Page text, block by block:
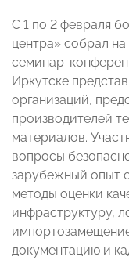
С 1 по 2 февраля
центра» собрал
семинар-
Иркутске
организаций,
производителей
материалов.
вопросы
зарубежный опыт
методы оценки
инфраструктуру,
документацию и